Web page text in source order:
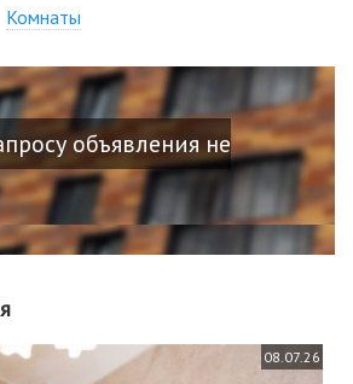
Комнаты
объявления не
08.07.26